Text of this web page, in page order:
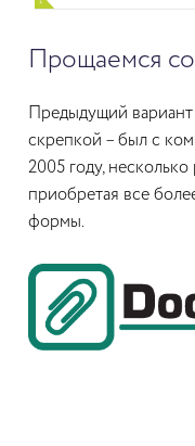
Прощаемся
Предыдущий
скрепкой – был с
2005 году,
приобретая все
формы.